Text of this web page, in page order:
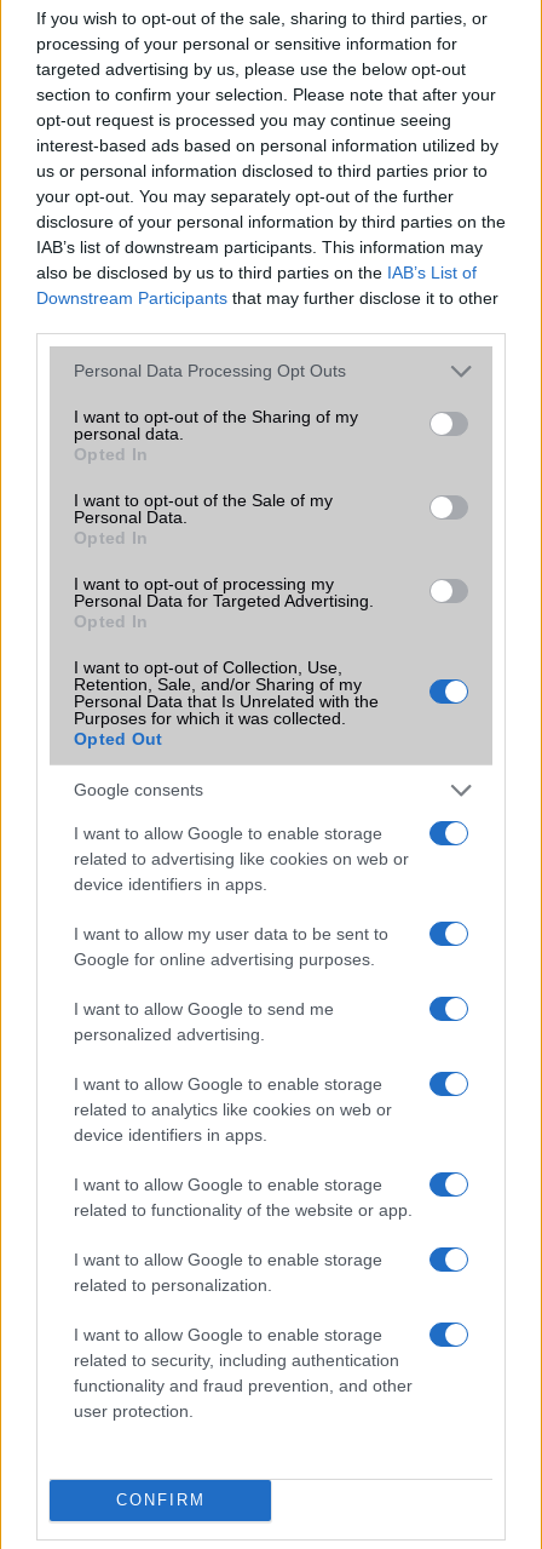
If you wish to opt-out of the sale, sharing to third parties, or
processing of your personal or sensitive information for
targeted advertising by us, please use the below opt-out
section to confirm your selection. Please note that after your
opt-out request is processed you may continue seeing
interest-based ads based on personal information utilized by
us or personal information disclosed to third parties prior to
your opt-out. You may separately opt-out of the further
disclosure of your personal information by third parties on the
IAB’s list of downstream participants. This information may
also be disclosed by us to third parties on the IAB’s List of
Downstream Participants that may further disclose it to other
Please note that this website/app uses one or more Google
not limited to your visit or usage behaviour. You may click to
grant or deny consent to Google and its third-party tags to
use your data for below specified purposes in below Google
consent section.
Personal Data Processing Opt Outs
I want to opt-out of the Sharing of my
personal data.
Opted In
I want to opt-out of the Sale of my
Personal Data.
Opted In
I want to opt-out of processing my
Personal Data for Targeted Advertising.
Opted In
I want to opt-out of Collection, Use,
Retention, Sale, and/or Sharing of my
Personal Data that Is Unrelated with the
Purposes for which it was collected.
Opted Out
Google consents
I want to allow Google to enable storage
related to advertising like cookies on web or
device identifiers in apps.
I want to allow my user data to be sent to
Google for online advertising purposes.
I want to allow Google to send me
personalized advertising.
I want to allow Google to enable storage
related to analytics like cookies on web or
device identifiers in apps.
I want to allow Google to enable storage
related to functionality of the website or app.
I want to allow Google to enable storage
related to personalization.
I want to allow Google to enable storage
related to security, including authentication
functionality and fraud prevention, and other
user protection.
CONFIRM
Beszélgetési idő h /
Gyorstöltés
Nincs publikus adat!
ALKALMAZÁSOK ÉS ÉRZÉKELŐK
Java Nincs
Flash/Ujjlenyomat olvasó Fingerprint sensor
SNS integráció alap szolgáltatás
Organizer alap szolgáltatás
T9 szótár alkalmazás független szótár
Office alkalmazások
DV = Document viewer (Word,
Excel, PowerPoint, PDF)
Iránytũ Nincs
Extrák
EGYÉB
SIM típus nanoSIM
Flight mode Van
Terület Globális
Brand 2019
Védelem
Limited Edition Nincs
1,05
N/A = Nincs adat. Legutóbbi frissítés: 2026-07-13 19:00:00
Új és Használt GSM kiemelt ajánlatok
Apple iPhone 16
235.000 Ft (használt)